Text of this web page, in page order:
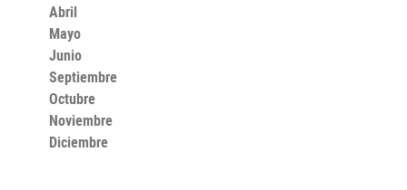
Abril
Mayo
Junio
Septiembre
Octubre
Noviembre
Diciembre